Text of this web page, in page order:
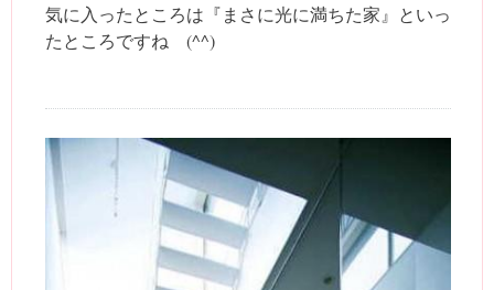
気に入ったところは『まさに光に満ちた家』といっ
たところですね (^^)